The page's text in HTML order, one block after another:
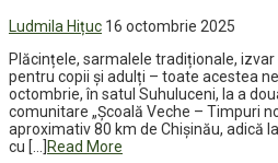
Ludmila Hițuc 16 octombrie 2025
Plăcințele, sarmalele tradiționale,
pentru copii și adulți – toate acestea
octombrie, în satul Suhuluceni, la a
comunitare „Școală Veche – Timpuri
aproximativ 80 km de Chișinău, adică
cu […] Read More